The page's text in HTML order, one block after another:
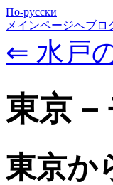
По-русски
メインページへブロ
⇐ 水戸
東京
東京か